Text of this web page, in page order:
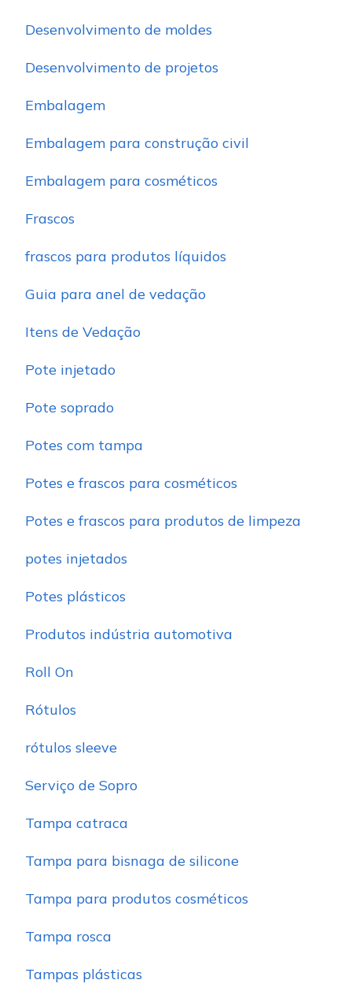
Desenvolvimento de moldes
Desenvolvimento de projetos
Embalagem
Embalagem para construção civil
Embalagem para cosméticos
Frascos
frascos para produtos líquidos
Guia para anel de vedação
Itens de Vedação
Pote injetado
Pote soprado
Potes com tampa
Potes e frascos para cosméticos
Potes e frascos para produtos de limpeza
potes injetados
Potes plásticos
Produtos indústria automotiva
Roll On
Rótulos
rótulos sleeve
Serviço de Sopro
Tampa catraca
Tampa para bisnaga de silicone
Tampa para produtos cosméticos
Tampa rosca
Tampas plásticas